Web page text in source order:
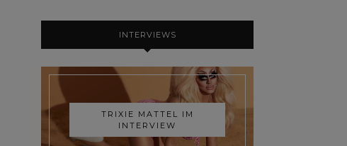
INTERVIEWS
TRIXIE MATTEL IM
INTERVIEW